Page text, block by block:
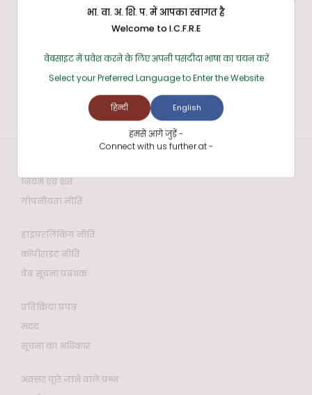
नियम एवं शर्तें
गोपनीयता नीति
हाइपरलिंकिंग नीति
कॉपीराइट नीति
वेब सूचना प्रबंधक
प्रतिक्रिया प्रपत्र
मदद
सूचना का अधिकार
अक्सर पूछे जाने वाले प्रश्न
भा. वा. अ. शि. प. में आपका स्वागत है
Welcome to I.C.F.R.E
वेबसाइट में प्रवेश करने के लिए अपनी पसंदीदा भाषा का चयन करें
Select your Preferred Language to Enter the Website
हिन्दी English
हमसे आगे जुड़ें -
Connect with us further at -